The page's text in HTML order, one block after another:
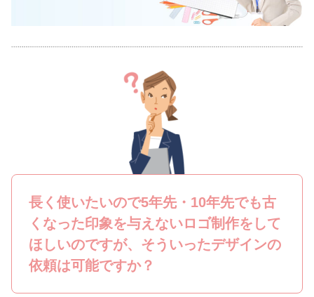
長く使いたいので5年先・10年先でも古
くなった印象を与えないロゴ制作をして
ほしいのですが、そういったデザインの
依頼は可能ですか？